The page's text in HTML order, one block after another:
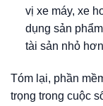
vị xe máy, xe
dụng sản
tài sản nhỏ
Tóm lại, phần
trọng trong cuộc